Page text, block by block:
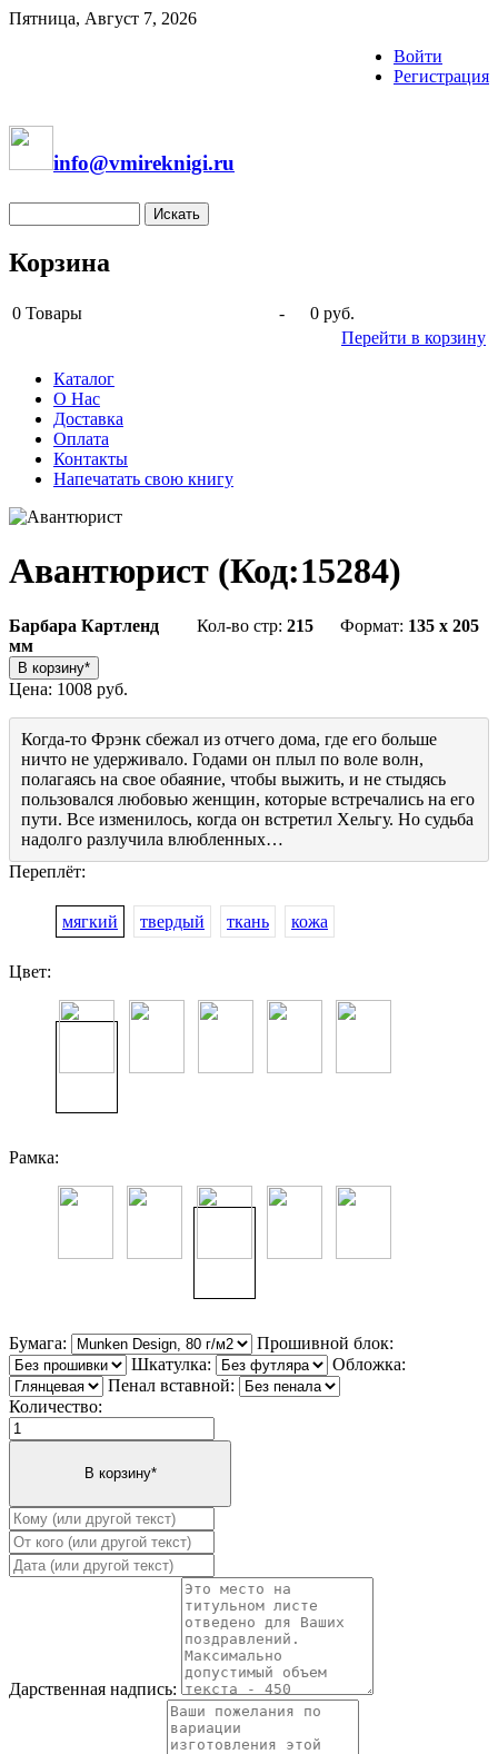
Пятница, Август 7, 2026
Войти
Регистрация
info@vmireknigi.ru
Корзина
0 Товары -
0 руб.
Перейти в корзину
Каталог
О Нас
Доставка
Оплата
Контакты
Напечатать свою книгу
Авантюрист (Код:15284)
Барбара Картленд Кол-во стр: 215 Формат: 135 x 205
мм
Цена: 1008 руб.
Когда-то Фрэнк сбежал из отчего дома, где его больше
ничто не удерживало. Годами он плыл по воле волн,
полагаясь на свое обаяние, чтобы выжить, и не стыдясь
пользовался любовью женщин, которые встречались на его
пути. Все изменилось, когда он встретил Хельгу. Но судьба
надолго разлучила влюбленных…
Переплёт:
мягкий твердый ткань кожа
Цвет:
Рамка:
Бумага:
Прошивной блок:
Шкатулка:
Обложка:
Пенал вставной:
Количество:
Дарственная надпись: